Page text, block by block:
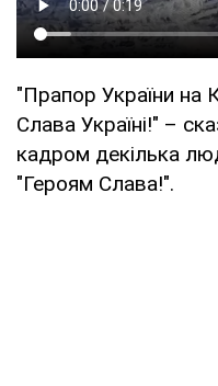
"Прапор України на
Слава Україні!" –
кадром декілька
"Героям Слава!".